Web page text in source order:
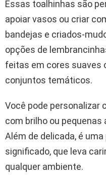
Essas toalhinhas são
apoiar vasos ou criar
bandejas e criados-
opções de
feitas em cores suaves
conjuntos temáticos.
Você pode personalizar
com brilho ou
Além de delicada, é
significado, que leva
qualquer ambiente.